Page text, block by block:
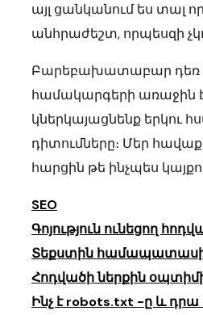
այլ ցանկանում ես տալ
անհրաժեշտ, որպեսզի
Բարեբախատաբար դեռ
համակարգերի առաջին
կներկայացնենք երկու
դիտումները։ Մեր
հարցին թե ինչպես
SEO
Գոյություն ունեցող
Տեքստին
Հոդվածի ներքին
Ինչ է robots.txt -ը և դրա